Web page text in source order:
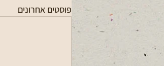
פוסטים אחרונים